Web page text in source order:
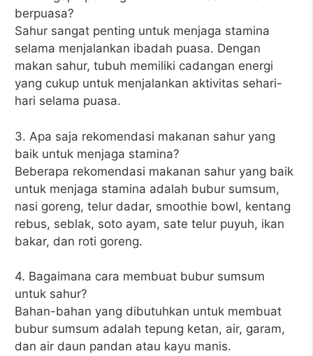
berpuasa?
Sahur sangat penting untuk menjaga stamina
selama menjalankan ibadah puasa. Dengan
makan sahur, tubuh memiliki cadangan energi
yang cukup untuk menjalankan aktivitas sehari-
hari selama puasa.
3. Apa saja rekomendasi makanan sahur yang
baik untuk menjaga stamina?
Beberapa rekomendasi makanan sahur yang baik
untuk menjaga stamina adalah bubur sumsum,
nasi goreng, telur dadar, smoothie bowl, kentang
rebus, seblak, soto ayam, sate telur puyuh, ikan
bakar, dan roti goreng.
4. Bagaimana cara membuat bubur sumsum
untuk sahur?
Bahan-bahan yang dibutuhkan untuk membuat
bubur sumsum adalah tepung ketan, air, garam,
dan air daun pandan atau kayu manis.